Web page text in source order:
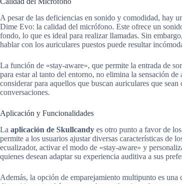
A pesar de las deficiencias en sonido y comodidad, hay
Dime Evo: la calidad del micrófono. Este ofrece un
fondo, lo que es ideal para realizar llamadas. Sin
hablar con los auriculares puestos puede resultar
La función de «stay-aware», que permite la entrada de
para estar al tanto del entorno, no elimina la sensación
considerar para aquellos que buscan auriculares que
conversaciones.
Aplicación y Funcionalidades
La aplicación de Skullcandy es otro punto a favor de
permite a los usuarios ajustar diversas características de
ecualizador, activar el modo de «stay-aware» y
quienes desean adaptar su experiencia auditiva a sus
Además, la opción de emparejamiento multipunto es una